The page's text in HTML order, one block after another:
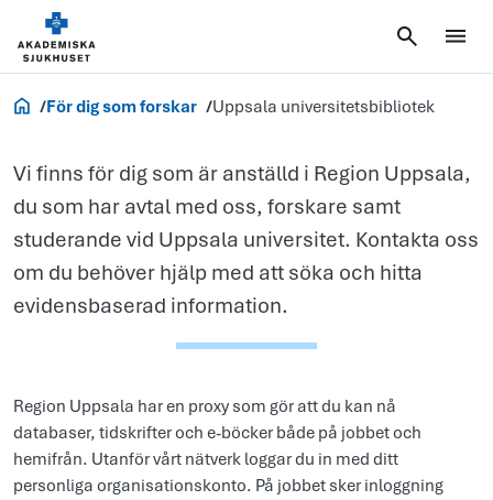
Forskning
För dig som forskar Uppsala universitetsbibliotek
Uppsala
Vi finns för dig som är anställd i Region Uppsala,
du som har avtal med oss, forskare samt
studerande vid Uppsala universitet. Kontakta oss
om du behöver hjälp med att söka och hitta
evidensbaserad information.
Region Uppsala har en proxy som gör att du kan nå
databaser, tidskrifter och e-böcker både på jobbet och
hemifrån. Utanför vårt nätverk loggar du in med ditt
personliga organisationskonto. På jobbet sker inloggning